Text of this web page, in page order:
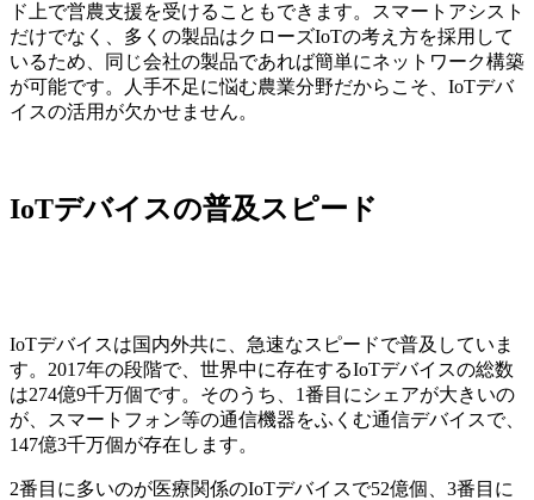
ド上で営農支援を受けることもできます。スマートアシスト
だけでなく、多くの製品はクローズIoTの考え方を採用して
いるため、同じ会社の製品であれば簡単にネットワーク構築
が可能です。人手不足に悩む農業分野だからこそ、IoTデバ
イスの活用が欠かせません。
IoTデバイスの普及スピード
IoTデバイスは国内外共に、急速なスピードで普及していま
す。2017年の段階で、世界中に存在するIoTデバイスの総数
は274億9千万個です。そのうち、1番目にシェアが大きいの
が、スマートフォン等の通信機器をふくむ通信デバイスで、
147億3千万個が存在します。
2番目に多いのが医療関係のIoTデバイスで52億個、3番目に